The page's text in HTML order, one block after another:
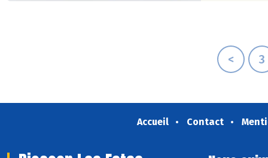
< 3
Accueil Contact